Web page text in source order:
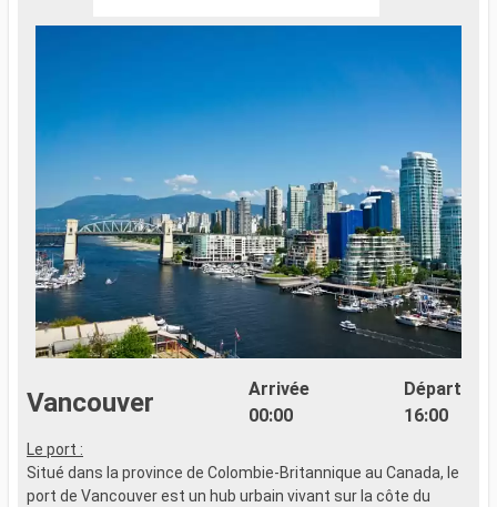
Vancouver
Arrivée
00:00
Départ
16:00
Le port :
Situé dans la province de Colombie-Britannique au Canada, le
port de Vancouver est un hub urbain vivant sur la côte du